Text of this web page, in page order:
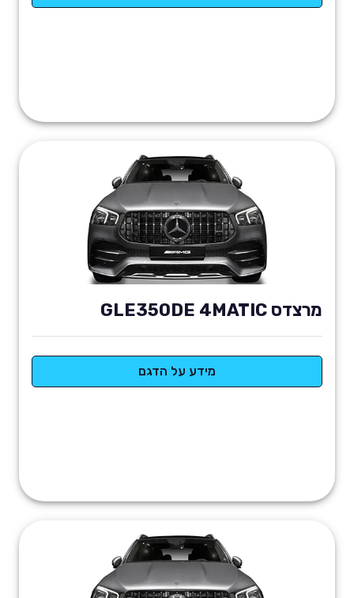
מרצדס GLE350DE 4MATIC
מידע על הדגם